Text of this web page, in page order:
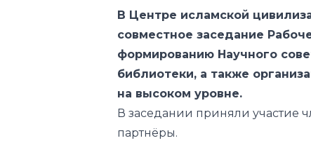
В Центре исламской
совместное заседание
формированию Научного
библиотеки, а также
на высоком уровне.
В заседании приняли участие
партнёры.